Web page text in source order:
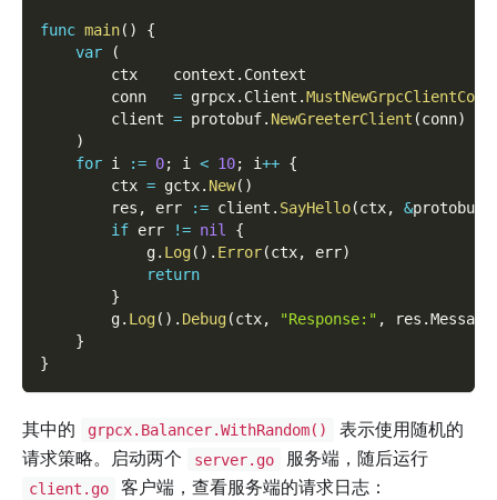
func main( )
{
var
(
        ctx    context
. Context
        conn
= grpcx. Client .MustNewGrpcClientConn
        client
= protobuf. NewGreeterClient (conn)
)
for i := 0; i < 10; i++ {
        ctx
= gctx. New( )
        res
, err := client . SayHello(ctx, &protobuf
if err != nil
{
            g
. Log( ) . Error(ctx, err)
return
}
        g
. Log( ) . Debug(ctx, "Response:" , res .Message
}
}
其中的 grpcx.Balancer.WithRandom()
表示使用随机的
请求策略。启动两个
server.go 服务端，随后运行
client.go 客户端，查看服务端的请求日志：